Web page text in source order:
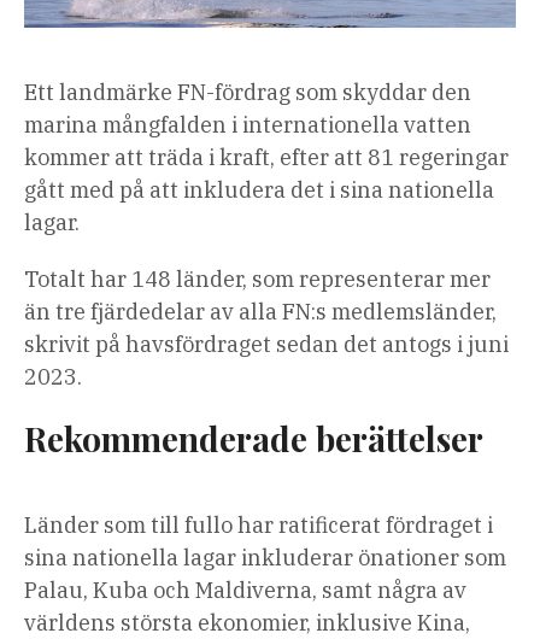
Ett landmärke FN-fördrag som skyddar den
marina mångfalden i internationella vatten
kommer att träda i kraft, efter att 81 regeringar
gått med på att inkludera det i sina nationella
lagar.
Totalt har 148 länder, som representerar mer
än tre fjärdedelar av alla FN:s medlemsländer,
skrivit på havsfördraget sedan det antogs i juni
2023.
Rekommenderade berättelser
med
4
artiklar
av
listan
Länder som till fullo har ratificerat fördraget i
sina nationella lagar inkluderar önationer som
Palau, Kuba och Maldiverna, samt några av
världens största ekonomier, inklusive Kina,